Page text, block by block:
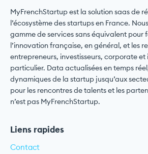
MyFrenchStartup est la solution saas de
l’écosystème des startups en France.
gamme de services sans équivalent pour
l’innovation française, en général, et les
entrepreneurs, investisseurs, corporate et
particulier. Data actualisées en temps
dynamiques de la startup jusqu’aux
pour les rencontres de talents et les
n’est pas MyFrenchStartup.
Liens rapides
Contact